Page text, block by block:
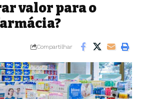
valor para o
Compartilhar